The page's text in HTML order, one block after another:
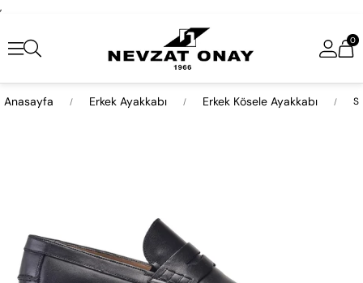
,
0
Anasayfa Erkek Ayakkabı Erkek Kösele Ayakkabı